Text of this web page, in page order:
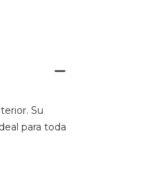
Su
para toda